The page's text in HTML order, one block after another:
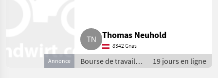
Annonce
Thomas Neuhold
8342 Gnas
Bourse de travail /
Spécialistes
19 jours en ligne